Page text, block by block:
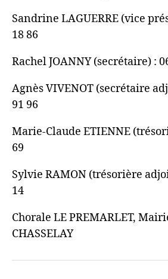
Sandrine LAGUERRE (vice
18 86
Rachel JOANNY (secrétaire) :
Agnès VIVENOT (secrétaire
91 96
Marie-Claude ETIENNE
69
Sylvie RAMON (trésorière
14
Chorale LE PREMARLET,
CHASSELAY